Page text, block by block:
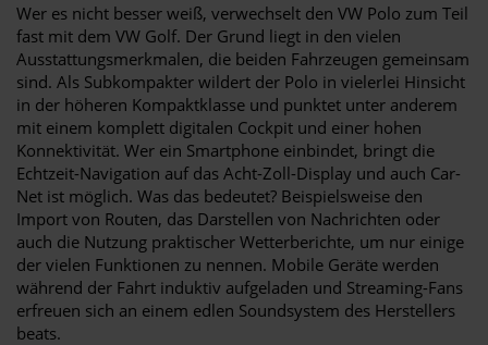
Wer es nicht besser weiß, verwechselt den VW Polo zum Teil
fast mit dem VW Golf. Der Grund liegt in den vielen
Ausstattungsmerkmalen, die beiden Fahrzeugen gemeinsam
sind. Als Subkompakter wildert der Polo in vielerlei Hinsicht
in der höheren Kompaktklasse und punktet unter anderem
mit einem komplett digitalen Cockpit und einer hohen
Konnektivität. Wer ein Smartphone einbindet, bringt die
Echtzeit-Navigation auf das Acht-Zoll-Display und auch Car-
Net ist möglich. Was das bedeutet? Beispielsweise den
Import von Routen, das Darstellen von Nachrichten oder
auch die Nutzung praktischer Wetterberichte, um nur einige
der vielen Funktionen zu nennen. Mobile Geräte werden
während der Fahrt induktiv aufgeladen und Streaming-Fans
erfreuen sich an einem edlen Soundsystem des Herstellers
beats.